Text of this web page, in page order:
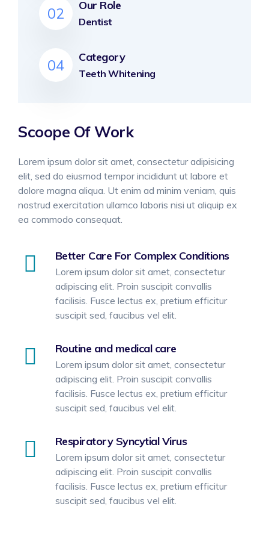
02 Our Role
Dentist
04 Category
Teeth Whitening
Scoope Of Work
Lorem ipsum dolor sit amet, consectetur adipisicing
elit, sed do eiusmod tempor incididunt ut labore et
dolore magna aliqua. Ut enim ad minim veniam, quis
nostrud exercitation ullamco laboris nisi ut aliquip ex
ea commodo consequat.
Better Care For Complex Conditions
Lorem ipsum dolor sit amet, consectetur
adipiscing elit. Proin suscipit convallis
facilisis. Fusce lectus ex, pretium efficitur
suscipit sed, faucibus vel elit.
Routine and medical care
Lorem ipsum dolor sit amet, consectetur
adipiscing elit. Proin suscipit convallis
facilisis. Fusce lectus ex, pretium efficitur
suscipit sed, faucibus vel elit.
Respiratory Syncytial Virus
Lorem ipsum dolor sit amet, consectetur
adipiscing elit. Proin suscipit convallis
facilisis. Fusce lectus ex, pretium efficitur
suscipit sed, faucibus vel elit.